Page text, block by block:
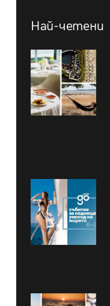
Най-четени